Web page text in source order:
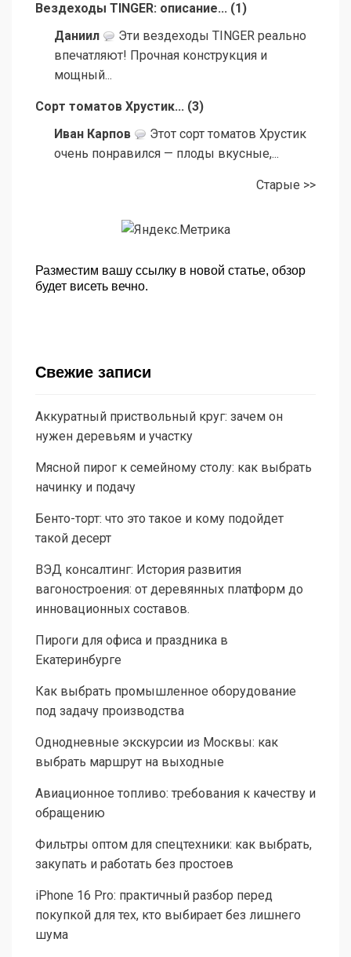
Вездеходы TINGER: описание... (1 )
Даниил
Эти вездеходы TINGER реально
впечатляют! Прочная конструкция и
мощный...
Сорт томатов Хрустик... (3)
Иван Карпов
Этот сорт томатов Хрустик
очень понравился — плоды вкусные,...
Старые >>
Разместим вашу ссылку в новой статье, обзор
будет висеть вечно.
Свежие записи
Аккуратный приствольный круг: зачем он
нужен деревьям и участку
Мясной пирог к семейному столу: как выбрать
начинку и подачу
Бенто-торт: что это такое и кому подойдет
такой десерт
ВЭД консалтинг: История развития
вагоностроения: от деревянных платформ до
инновационных составов.
Пироги для офиса и праздника в
Екатеринбурге
Как выбрать промышленное оборудование
под задачу производства
Однодневные экскурсии из Москвы: как
выбрать маршрут на выходные
Авиационное топливо: требования к качеству и
обращению
Фильтры оптом для спецтехники: как выбрать,
закупать и работать без простоев
iPhone 16 Pro: практичный разбор перед
покупкой для тех, кто выбирает без лишнего
шума